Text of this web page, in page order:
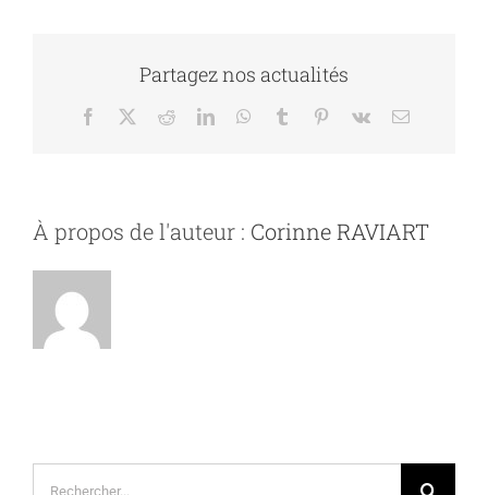
Partagez nos actualités
Facebook RedditLinkedInWhatsApp
Tumblr Pinterest
Vk Email
À propos de l'auteur : Corinne RAVIART